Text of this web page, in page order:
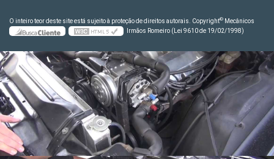
O inteiro teor deste site está sujeito à proteção de direitos autorais. Copyright© Mecânicos
Irmãos Romeiro (Lei 9610 de 19/02/1998)